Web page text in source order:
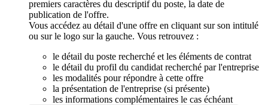
premiers caractères du descriptif du poste, la date de
publication de l'offre.
Vous accédez au détail d'une offre en cliquant sur son intitulé
ou sur le logo sur la gauche. Vous retrouvez :
le détail du poste recherché et les éléments de contrat
le détail du profil du candidat recherché par l'entreprise
les modalités pour répondre à cette offre
la présentation de l'entreprise (si présente)
les informations complémentaires le cas échéant